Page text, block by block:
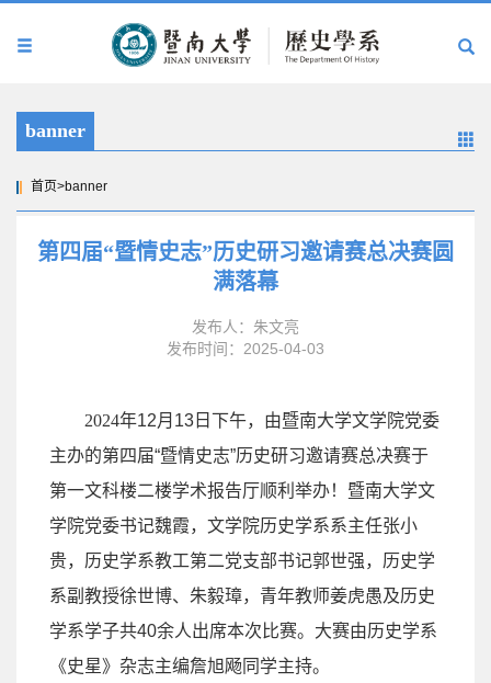
banner
首页>banner
第四届“暨情史志”历史研习邀请赛总决赛圆
满落幕
发布人：朱文亮
发布时间：2025-04-03
2024年12月 13 日下午，由暨南大学文学院党委
主办的第四届“暨情史志”历史研习邀请赛总决赛于
第一文科楼二楼学术报告厅顺利举办！暨南大学文
学院党委书记魏霞，文学院历史学系系主任张小
贵，历史学系教工第二党支部书记郭世强，历史学
系副教授徐世博、朱毅璋，青年教师姜虎愚及历史
学系学子共40余人出席本次比赛。大赛由历史学系
《史星》杂志主编詹旭飏同学主持。